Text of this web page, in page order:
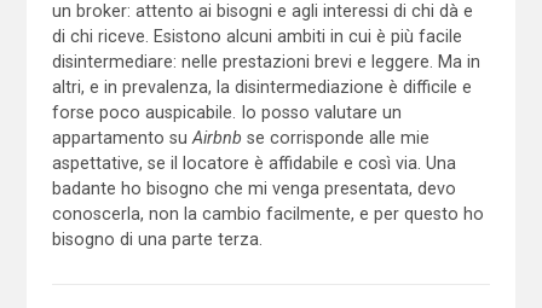
un broker: attento ai bisogni e agli interessi di chi dà e
di chi riceve. Esistono alcuni ambiti in cui è più facile
disintermediare: nelle prestazioni brevi e leggere. Ma in
altri, e in prevalenza, la disintermediazione è difficile e
forse poco auspicabile. Io posso valutare un
appartamento su Airbnb se corrisponde alle mie
aspettative, se il locatore è affidabile e così via. Una
badante ho bisogno che mi venga presentata, devo
conoscerla, non la cambio facilmente, e per questo ho
bisogno di una parte terza.